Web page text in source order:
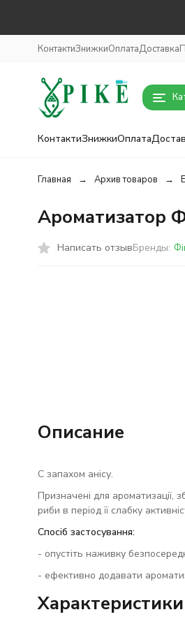
КонтактиЗнижкиОплатаДоставка
КонтактиЗнижкиОплата
Главная Архив товаров
Ароматизатор
Написать отзывБренды:
Описание
C запахом анісу.
Призначені для ароматизації,
риби в період її слабку
Спосіб застосування:
- опустіть наживку
- ефективно додавати
Характеристики